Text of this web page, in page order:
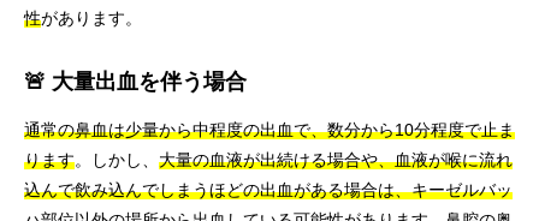
性があります。
🚨 大量出血を伴う場合
通常の鼻血は少量から中程度の出血で、数分から10分程度で止ま
ります。しかし、 大量の血液が出続ける場合や、血液が喉に流れ
込んで飲み込んでしまうほどの出血がある場合は、キーゼルバッ